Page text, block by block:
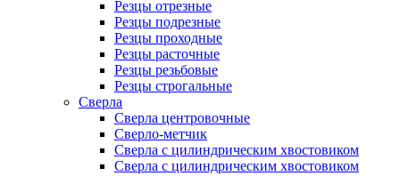
Резцы отрезные
Резцы подрезные
Резцы проходные
Резцы расточные
Резцы резьбовые
Резцы строгальные
Сверла
Сверла центровочные
Сверло-метчик
Сверла с цилиндрическим хвостовиком
Сверла с цилиндрическим хвостовиком